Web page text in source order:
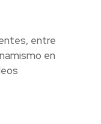
entre
en